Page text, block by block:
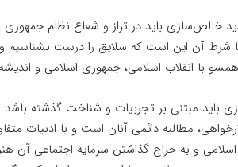
خالص‌سازی باید در تراز و شعاع نظام
شرط آن این است که سلایق را درست بشناسیم و
با انقلاب اسلامی، جمهوری اسلامی و
باید مبتنی بر تجربیات و شناخت گذشته باشد
مطالبه دائمی آنان است و با ادبیات
و به حراج گذاشتن سرمایه اجتماعی آن